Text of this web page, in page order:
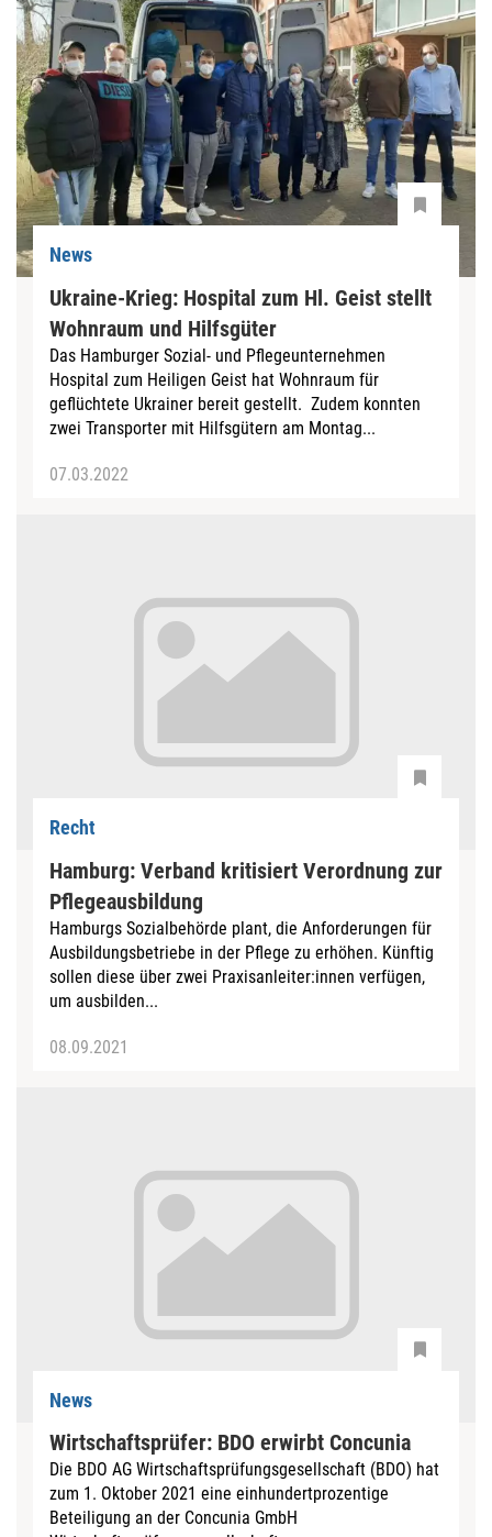
News
Ukraine-Krieg: Hospital zum Hl. Geist stellt
Wohnraum und Hilfsgüter
Das Hamburger Sozial- und Pflegeunternehmen
Hospital zum Heiligen Geist hat Wohnraum für
geflüchtete Ukrainer bereit gestellt. Zudem konnten
zwei Transporter mit Hilfsgütern am Montag...
07.03.2022
Recht
Hamburg: Verband kritisiert Verordnung zur
Pflegeausbildung
Hamburgs Sozialbehörde plant, die Anforderungen für
Ausbildungsbetriebe in der Pflege zu erhöhen. Künftig
sollen diese über zwei Praxisanleiter:innen verfügen,
um ausbilden...
08.09.2021
News
Wirtschaftsprüfer: BDO erwirbt Concunia
Die BDO AG Wirtschaftsprüfungsgesellschaft (BDO) hat
zum 1. Oktober 2021 eine einhundertprozentige
Beteiligung an der Concunia GmbH